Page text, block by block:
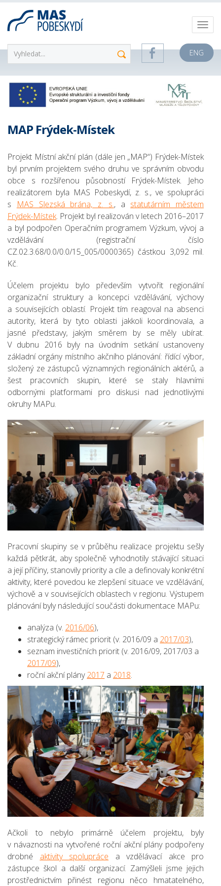
ENG
MAP Frýdek-Místek
Projekt Místní akční plán (dále jen „MAP“) Frýdek-Místek
byl prvním projektem svého druhu ve správním obvodu
obce s rozšířenou působností Frýdek-Místek. Jeho
realizátorem byla MAS Pobeskydí, z. s., ve spolupráci
s
MAS Slezská brána, z. s., a statutárním městem
Frýdek-Místek. Projekt byl realizován v letech 2016–2017
a byl podpořen Operačním programem Výzkum, vývoj a
vzdělávání (registrační číslo
CZ.02.3.68/0.0/0.0/15_005/0000365) částkou 3,092 mil.
Kč.
Účelem projektu bylo především vytvořit regionální
organizační struktury a koncepci vzdělávání, výchovy
a souvisejících oblastí. Projekt tím reagoval na absenci
autority, která by tyto oblasti jakkoli koordinovala, a
jasné představy, jakým směrem by se měly ubírat.
V dubnu 2016 byly na úvodním setkání ustanoveny
základní orgány místního akčního plánování: řídící výbor,
složený ze zástupců významných regionálních aktérů, a
šest pracovních skupin, které se staly hlavními
odbornými platformami pro diskusi nad jednotlivými
okruhy MAPu.
Pracovní skupiny se v průběhu realizace projektu sešly
každá pětkrát, aby společně vyhodnotily stávající situaci
a její příčiny, stanovily priority a cíle a definovaly konkrétní
aktivity, které povedou ke zlepšení situace ve vzdělávání,
výchově a v souvisejících oblastech v regionu. Výstupem
plánování byly následující součásti dokumentace MAPu:
analýza (v. 2016/06),
strategický rámec priorit (v. 2016/09 a 2017/03),
seznam investičních priorit (v. 2016/09, 2017/03 a
2017/09),
roční akční plány2017 a 2018.
Ačkoli to nebylo primárně účelem projektu, byly
v návaznosti na vytvořené roční akční plány podpořeny
drobné aktivity spolupráce a vzdělávací akce pro
zástupce škol a další organizací. Zamýšleli jsme jejich
prostřednictvím přinést regionu něco hmatatelného,